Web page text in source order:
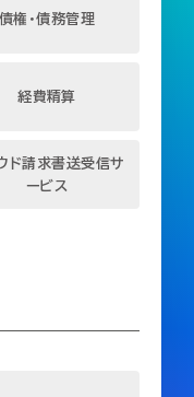
債権・債務管理
経費精算
ド請求書送受信サ
ービス